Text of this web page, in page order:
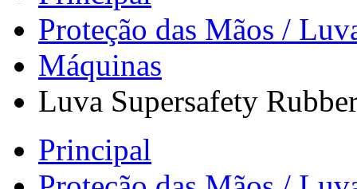
Proteção das Mãos /
Máquinas
Luva Supersafety
Principal